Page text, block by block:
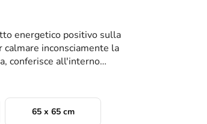
energetico positivo sulla
calmare inconsciamente la
conferisce all'interno
65 x 65 cm